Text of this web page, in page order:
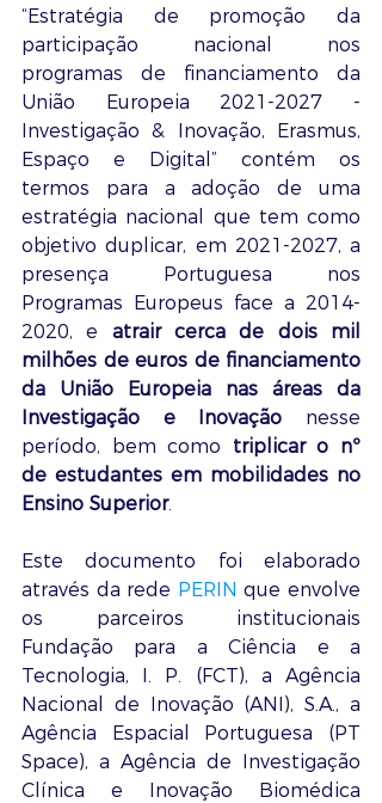
“Estratégia de promoção da
participação nacional nos
programas de financiamento da
União Europeia 2021-2027 -
Investigação & Inovação, Erasmus,
Espaço e Digital” contém os
termos para a adoção de uma
estratégia nacional que tem como
objetivo duplicar, em 2021-2027, a
presença Portuguesa nos
Programas Europeus face a 2014-
2020, e atrair cerca de dois mil
milhões de euros de financiamento
da União Europeia nas áreas da
Investigação e Inovação nesse
período, bem como triplicar o nº
de estudantes em mobilidades no
Ensino Superior.
Este documento foi elaborado
através da rede PERIN que envolve
os parceiros institucionais
Fundação para a Ciência e a
Tecnologia, I. P. (FCT), a Agência
Nacional de Inovação (ANI), S.A., a
Agência Espacial Portuguesa (PT
Space), a Agência de Investigação
Clínica e Inovação Biomédica